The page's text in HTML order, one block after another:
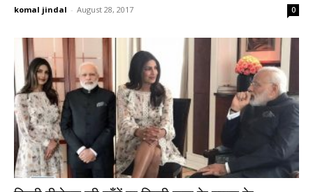
komal jindal - August 28, 2017 0